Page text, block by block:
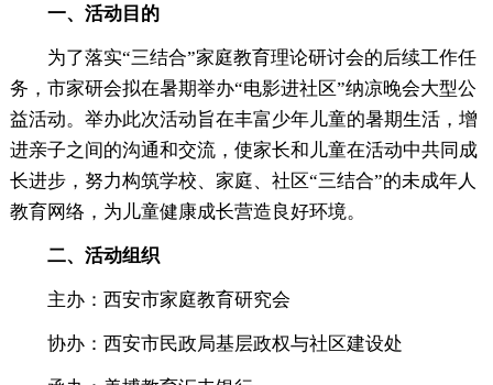
一、活动目的
为了落实“三结合”家庭教育理论研讨会的后续工作任
务，市家研会拟在暑期举办“电影进社区”纳凉晚会大型公
益活动。举办此次活动旨在丰富少年儿童的暑期生活，增
进亲子之间的沟通和交流，使家长和儿童在活动中共同成
长进步，努力构筑学校、家庭、社区“三结合”的未成年人
教育网络，为儿童健康成长营造良好环境。
二、活动组织
主办：西安市家庭教育研究会
协办：西安市民政局基层政权与社区建设处